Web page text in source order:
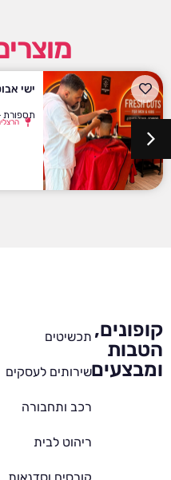
ישי
תספורת
קופונים,
הטבות
ומבצעים
תכשיטים
שירותים לעסקים
רכב ותחבורה
ריהוט לבית